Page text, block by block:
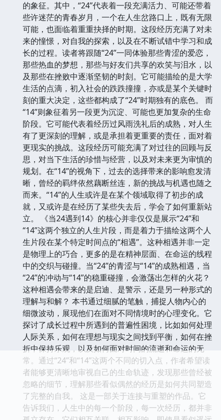
的象征。其中，“24”代表着一段充满活力、可能还带着
些许迷茫的青春岁月，一个在人生岔路口上，既有无限
可能，也面临着重重抉择的时期。这段经历充满了对未
来的憧憬，对自我的探索，以及在不断试错中学习和成
长的过程。读者将跟随“24”一同体验那些青涩的爱恋，
那些热血的梦想，那些与好友们共享的欢笑与泪水，以
及那些在挫败中逐渐坚韧的时刻。它可能描绘的是大学
生活的点滴，初入社会的跌跌撞撞，亦或是某个关键时
刻的重大决定，这些都构成了“24”时期独有的底色。 而
“14”则象征着另一段更为沉淀、可能也更加复杂的生命
阶段。它可能代表着经历过风雨洗礼后的成熟，对人生
有了更深刻的理解，或是承担着更重要的责任，面对着
更现实的挑战。这段经历可能充满了对过往的回顾与反
思，对当下生活的珍惜与经营，以及对未来更为审慎的
规划。在“14”的视角下，过去的选择带来的影响愈发清
晰，曾经的羁绊依然藕断丝连，新的挑战与机遇也随之
而来。“14”的人生或许是在某个领域取得了初步的成
就，又或许是在经历了某些失去后，学会了如何重新站
立。 《当24遇到14》的核心并非仅仅是展示“24”和
“14”这两个独立的人生片段，而是着力于描绘这两个人
生片段在某个特定时间点的“相遇”。这种相遇并非一定
是物理上的巧合，更多的是在精神层面、在命运的线程
中的交织与碰撞。当“24”的青涩与“14”的成熟相遇，当
“24”的冲动与“14”的稳重碰撞，会激荡出怎样的火花？
这种相遇会带来的是启迪、是警示，还是另一种形式的
理解与和解？ 本书通过细腻的笔触，捕捉人物内心的
细微波动，展现他们在面对不同情境时的心理变化。它
探讨了成长过程中所遇到的普遍性困境，比如如何处理
人际关系，如何在理想与现实之间找到平衡，如何在挫
折中保持乐观，以及如何面对时间的流逝和命运的无
常。通过“24”和“14”这两个不同的切入点，作者希望读
者能够更清晰地审视自己的生命轨迹，发现那些曾经被
忽略的细节，理解那些看似偶然的经历是如何共同塑造
了完整的自我。 这是一部关于连接与重塑的作品。它
告诉我们，人生中的每一个阶段，每一次经历，都并非